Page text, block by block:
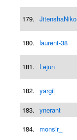
179. JitenshaNiko
180. laurent-38
181. Lejun
182. yargil
183. ynerant
184.
monsir_